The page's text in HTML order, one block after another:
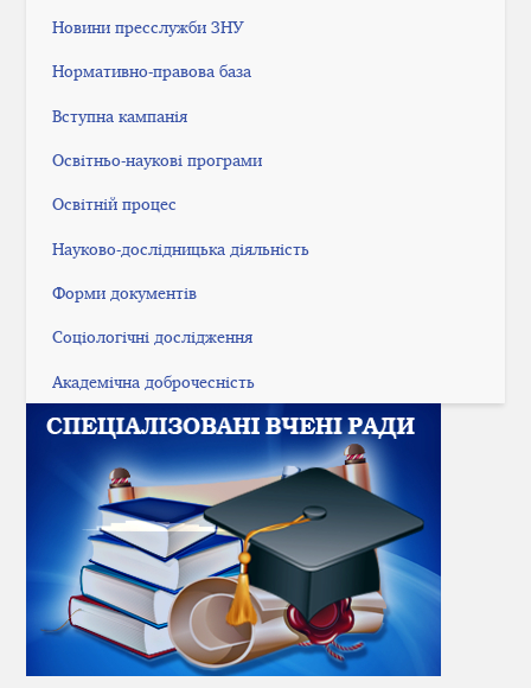
Новини пресслужби ЗНУ
Нормативно-правова база
Вступна кампанія
Освітньо-наукові програми
Освітній процес
Науково-дослідницька діяльність
Форми документів
Соціологічні дослідження
Академічна доброчесність